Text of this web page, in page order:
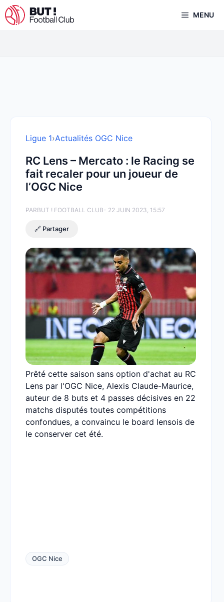
Aller
au
MENU
Ligue 1›Actualités OGC Nice
RC Lens – Mercato : le Racing se
fait recaler pour un joueur de
l’OGC Nice
PARBUT ! FOOTBALL CLUB- 22 JUIN 2023, 15:57
🔗 Partager
Prêté cette saison sans option d'achat au RC
Lens par l'OGC Nice, Alexis Claude-Maurice,
auteur de 8 buts et 4 passes décisives en 22
matchs disputés toutes compétitions
confondues, a convaincu le board lensois de
le conserver cet été.
OGC Nice